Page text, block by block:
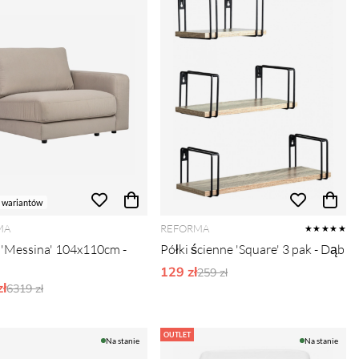
wariantów
104x110cm -
Ordynarne ceny:
6319 zł
REFORMA ★★★★★
Półki ścienne 'Square' 3 pak - Dąb
129 złOrdynarne ceny:
259 zł
Na stanie
OUTLET
Na stanie